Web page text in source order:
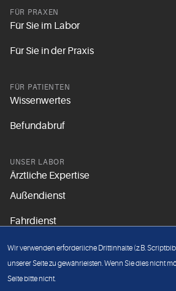
FÜR PRAXEN
Für Sie im Labor
Für Sie in der Praxis
FÜR PATIENTEN
Wissenwertes
Befundabruf
UNSER LABOR
Ärztliche Expertise
Außendienst
Fahrdienst
Unsere Grundsätze
Wir verwenden erforderliche Drittinhalte (z.B.
unserer Seite zu gewährleisten. Wenn Sie dies nicht
Seite bitte nicht.